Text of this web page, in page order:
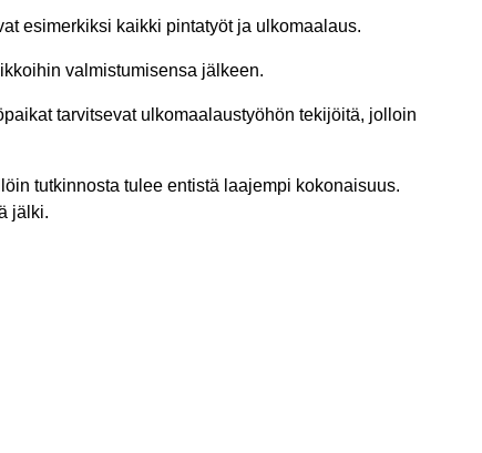
esimerkiksi kaikki pintatyöt ja ulkomaalaus.
valmistumisensa jälkeen.
tarvitsevat ulkomaalaustyöhön tekijöitä, jolloin
tutkinnosta tulee entistä laajempi kokonaisuus.
jälki.